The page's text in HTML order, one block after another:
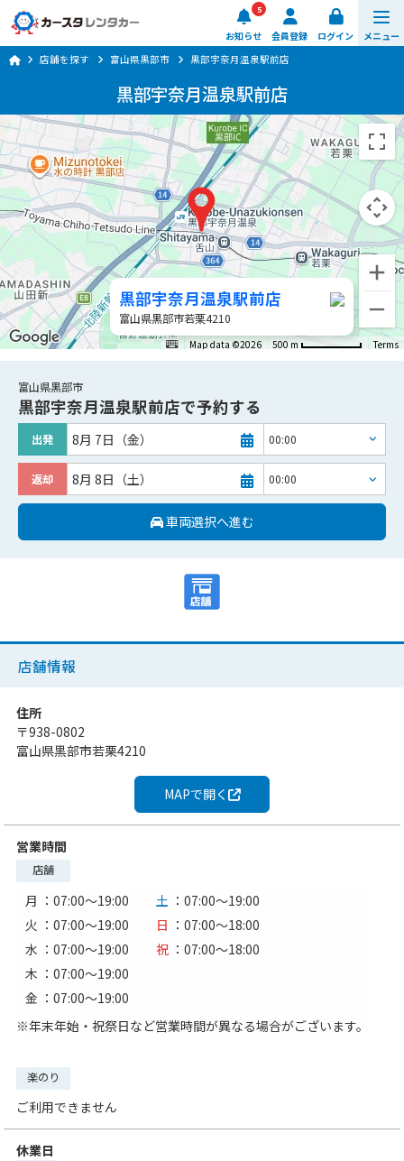
お知らせ
5
会員登録 ログイン メニュー
車種・料金
店舗を探す
ご利用ガイド
楽のりスマート
0570-064-179
店舗を探す 富山県黒部市 黒部宇奈月温泉駅前店
黒部宇奈月温泉駅前店
Map data ©2026 500 m Terms
黒部宇奈月温泉駅前店
富山県黒部市若栗4210
富山県黒部市
黒部宇奈月温泉駅前店で予約する
出発 8月 7日（金）
返却 8月 8日（土）
車両選択へ進む
店舗情報
住所
〒938-0802
富山県黒部市若栗4210
MAPで開く
営業時間
店舗
月 ：07:00〜19:00
火 ：07:00〜19:00
水 ：07:00〜19:00
木 ：07:00〜19:00
金 ：07:00〜19:00
土 ：07:00〜19:00
日 ：07:00〜18:00
祝 ：07:00〜18:00
※年末年始・祝祭日など営業時間が異なる場合がございます。
楽のり
ご利用できません
休業日